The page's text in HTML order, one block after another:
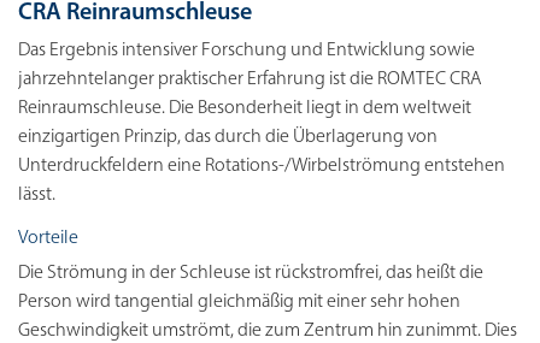
CRA Reinraumschleuse
Das Ergebnis intensiver Forschung und Entwicklung sowie
jahrzehntelanger praktischer Erfahrung ist die ROMTEC CRA
Reinraumschleuse. Die Besonderheit liegt in dem weltweit
einzigartigen Prinzip, das durch die Überlagerung von
Unterdruckfeldern eine Rotations-/Wirbelströmung entstehen
lässt.
Vorteile
Die Strömung in der Schleuse ist rückstromfrei, das heißt die
Person wird tangential gleichmäßig mit einer sehr hohen
Geschwindigkeit umströmt, die zum Zentrum hin zunimmt. Dies